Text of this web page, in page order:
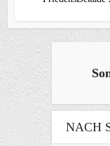
NACH